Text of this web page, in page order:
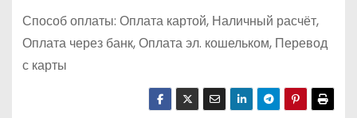
Способ оплаты: Оплата картой, Наличный расчёт,
Оплата через банк, Оплата эл. кошельком, Перевод
с карты